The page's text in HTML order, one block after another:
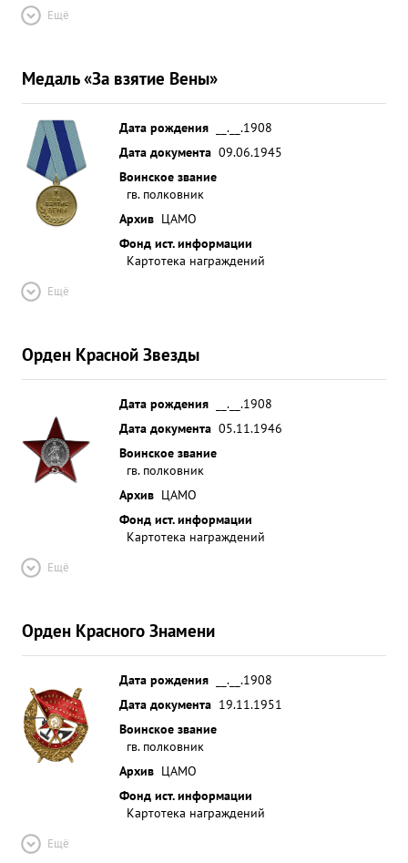
Ещё
Медаль «За взятие Вены»
Дата рождения
__.__.1908
Дата документа 09.06.1945
Воинское звание
гв. полковник
Архив ЦАМО
Фонд ист. информации
Картотека награждений
Ещё
Орден Красной Звезды
Дата рождения
__.__.1908
Дата документа 05.11.1946
Воинское звание
гв. полковник
Архив ЦАМО
Фонд ист. информации
Картотека награждений
Ещё
Орден Красного Знамени
Дата рождения
__.__.1908
Дата документа 19.11.1951
Воинское звание
гв. полковник
Архив ЦАМО
Фонд ист. информации
Картотека награждений
Ещё